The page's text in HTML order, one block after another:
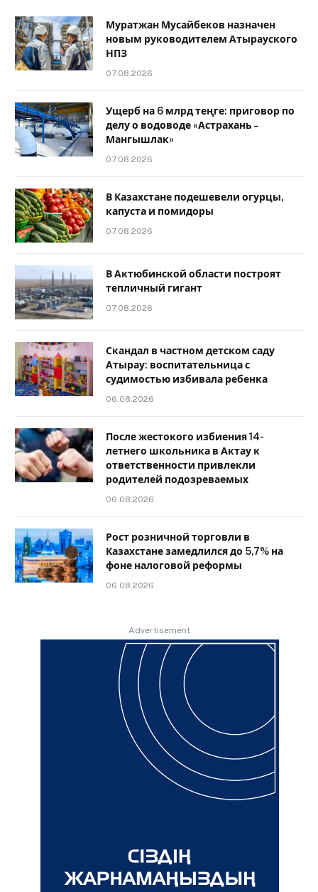
Муратжан Мусайбеков назначен
новым руководителем Атырауского
НПЗ
07.08.2026
Ущерб на 6 млрд теңге: приговор по
делу о водоводе «Астрахань –
Мангышлак»
07.08.2026
В Казахстане подешевели огурцы,
капуста и помидоры
07.08.2026
В Актюбинской области построят
тепличный гигант
07.08.2026
Скандал в частном детском саду
Атырау: воспитательница с
судимостью избивала ребенка
06.08.2026
После жестокого избиения 14-
летнего школьника в Актау к
ответственности привлекли
родителей подозреваемых
06.08.2026
Рост розничной торговли в
Казахстане замедлился до 5,7% на
фоне налоговой реформы
06.08.2026
Advertisement